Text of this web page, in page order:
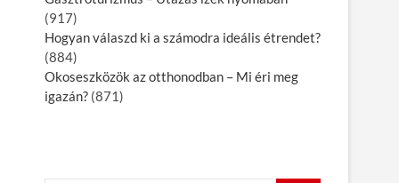
(917)
Hogyan válaszd ki a számodra ideális étrendet?
(884)
Okoseszközök az otthonodban – Mi éri meg
igazán? (871)